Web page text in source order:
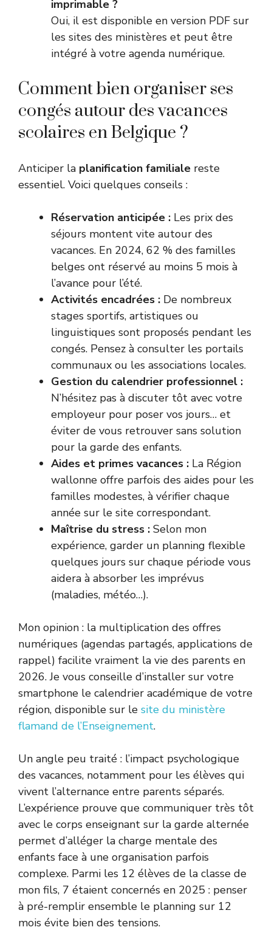
imprimable ?
Oui, il est disponible en version PDF sur
les sites des ministères et peut être
intégré à votre agenda numérique.
Comment bien organiser ses
congés autour des vacances
scolaires en Belgique ?
Anticiper la planification familiale reste
essentiel. Voici quelques conseils :
Réservation anticipée : Les prix des
séjours montent vite autour des
vacances. En 2024, 62 % des familles
belges ont réservé au moins 5 mois à
l’avance pour l’été.
Activités encadrées : De nombreux
stages sportifs, artistiques ou
linguistiques sont proposés pendant les
congés. Pensez à consulter les portails
communaux ou les associations locales.
Gestion du calendrier professionnel :
N’hésitez pas à discuter tôt avec votre
employeur pour poser vos jours… et
éviter de vous retrouver sans solution
pour la garde des enfants.
Aides et primes vacances : La Région
wallonne offre parfois des aides pour les
familles modestes, à vérifier chaque
année sur le site correspondant.
Maîtrise du stress : Selon mon
expérience, garder un planning flexible
quelques jours sur chaque période vous
aidera à absorber les imprévus
(maladies, météo…).
Mon opinion : la multiplication des offres
numériques (agendas partagés, applications de
rappel) facilite vraiment la vie des parents en
2026. Je vous conseille d’installer sur votre
smartphone le calendrier académique de votre
région, disponible sur le site du ministère
flamand de l’Enseignement.
Un angle peu traité : l’impact psychologique
des vacances, notamment pour les élèves qui
vivent l’alternance entre parents séparés.
L’expérience prouve que communiquer très tôt
avec le corps enseignant sur la garde alternée
permet d’alléger la charge mentale des
enfants face à une organisation parfois
complexe. Parmi les 12 élèves de la classe de
mon fils, 7 étaient concernés en 2025 : penser
à pré-remplir ensemble le planning sur 12
mois évite bien des tensions.